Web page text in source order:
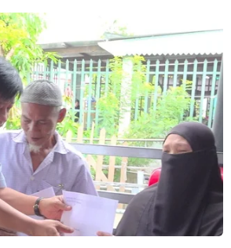
giảm mạnh, lo ngại
tế toàn cầu chậm
ngày 4/6 cho thấy lạm phát
xuống mức 1,2% trong tháng Năm
lo ngại về tốc độ tăng trưởng kinh